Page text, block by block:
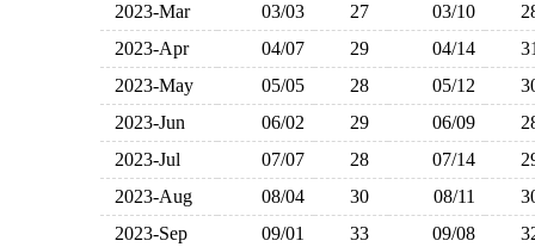
2023-Mar
03/03 27 03/10
2023-Apr
04/07 29 04/14
2023-May
05/05 28 05/12
2023-Jun
06/02 29 06/09
2023-Jul
07/07 28 07/14
2023-Aug
08/04 30 08/11
2023-Sep
09/01 33 09/08